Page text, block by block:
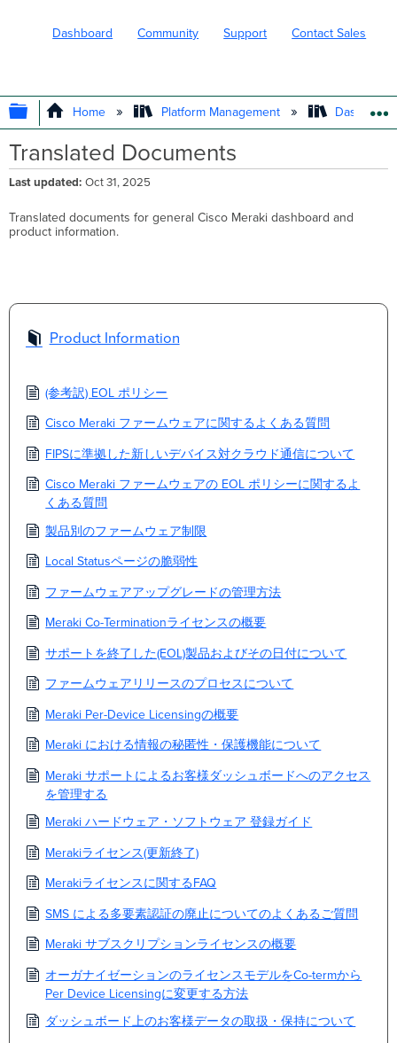
Dashboard Community Support Contact Sales
EXPAND/COLLAPSE GLOBAL
Home Platform Management
Translated Documents
Last updated Oct 31, 2025
Translated documents for general Cisco Meraki dashboard and
product information.
Product Information
(参考訳) EOL ポリシー
Cisco Meraki ファームウェアに関するよくある質問
FIPSに準拠した新しいデバイス対クラウド通信について
Cisco Meraki ファームウェアの EOL ポリシーに関するよ
くある質問
製品別のファームウェア制限
Local Statusページの脆弱性
ファームウェアアップグレードの管理方法
Meraki Co-Terminationライセンスの概要
サポートを終了した(EOL)製品およびその日付について
ファームウェアリリースのプロセスについて
Meraki Per-Device Licensingの概要
Meraki における情報の秘匿性・保護機能について
Meraki サポートによるお客様ダッシュボードへのアクセス
を管理する
Meraki ハードウェア・ソフトウェア 登録ガイド
Merakiライセンス(更新終了)
Merakiライセンスに関するFAQ
SMS による多要素認証の廃止についてのよくあるご質問
Meraki サブスクリプションライセンスの概要
オーガナイゼーションのライセンスモデルをCo-termから
Per Device Licensingに変更する方法
ダッシュボード上のお客様データの取扱・保持について